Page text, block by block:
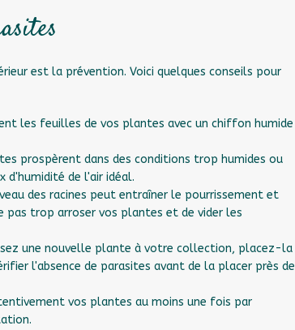
est la prévention. Voici quelques conseils pour
les feuilles de vos plantes avec un chiffon humide
prospèrent dans des conditions trop humides ou
d'humidité de l'air idéal.
des racines peut entraîner le pourrissement et
trop arroser vos plantes et de vider les
une nouvelle plante à votre collection, placez-la
l'absence de parasites avant de la placer près de
vos plantes au moins une fois par